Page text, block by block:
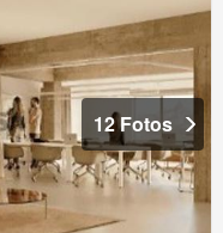
12 Fotos